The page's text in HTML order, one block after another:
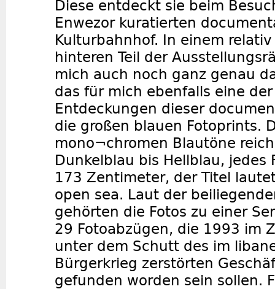
Diese entdeckt sie beim
Enwezor kuratierten
Kulturbahnhof. In einem
hinteren Teil der
mich auch noch ganz genau
das für mich ebenfalls eine
Entdeckungen dieser
die großen blauen Fotoprints.
mono¬chromen Blautöne
Dunkelblau bis Hellblau, jedes
173 Zentimeter, der Titel
open sea. Laut der
gehörten die Fotos zu einer
29 Fotoabzügen, die 1993 im
unter dem Schutt des im
Bürgerkrieg zerstörten
gefunden worden sein sollen.